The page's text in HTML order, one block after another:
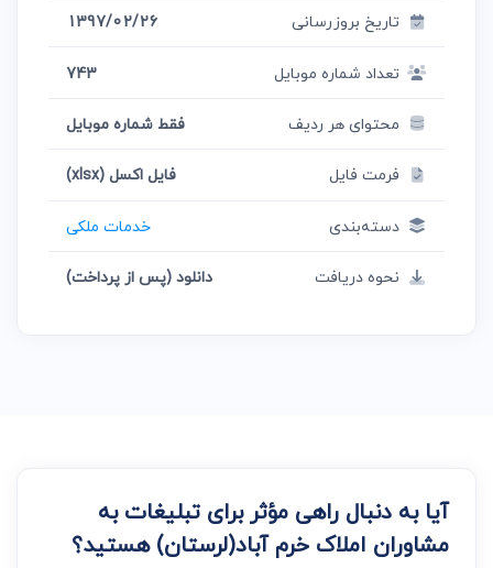
تاریخ بروزرسانی
1397/02/26
تعداد شماره موبایل
743
محتوای هر ردیف
فقط شماره موبایل
فرمت فایل
فایل اکسل (xlsx)
دسته‌بندی
خدمات ملکی
نحوه دریافت
دانلود (پس از پرداخت)
آیا به دنبال راهی مؤثر برای تبلیغات به
مشاوران املاک خرم آباد(لرستان) هستید؟